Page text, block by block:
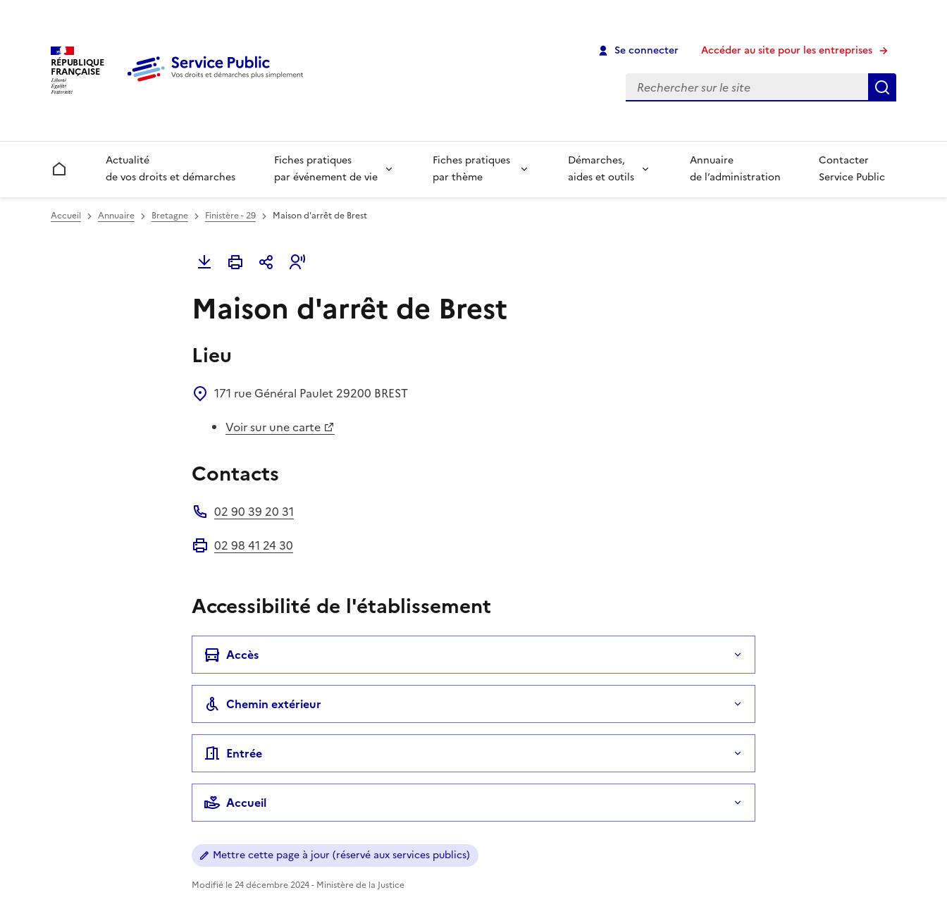
RÉPUBLIQUE
FRANÇAISE
Se connecter Accéder au site pour les entreprises
Recherche
Accueil
Actualité
de vos droits et démarches
Fiches pratiques
par événement de vie
Fiches pratiques
par thème
Démarches,
aides et outils
Annuaire
de l’administration
Contacter
Service Public
Accueil Annuaire Bretagne Finistère - 29 Maison d'arrêt de Brest
Maison d'arrêt de Brest
Lieu
171 rue Général Paulet 29200 BREST
Voir sur une carte
Contacts
02 90 39 20 31
02 98 41 24 30
Accessibilité de l'établissement
Accès
Chemin extérieur
Entrée
Accueil
Mettre cette page à jour (réservé aux services publics)
Modifié le 24 décembre 2024 - Ministère de la Justice